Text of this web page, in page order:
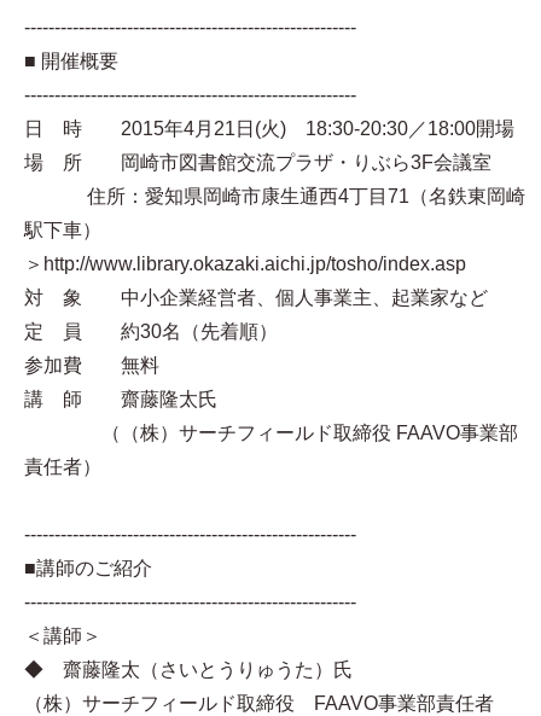
-------------------------------------------------------
■ 開催概要
-------------------------------------------------------
日 時 2015年4月21日(火) 18:30-20:30／18:00開場
場 所 岡崎市図書館交流プラザ・りぶら3F会議室
住所：愛知県岡崎市康生通西4丁目71（名鉄東岡崎
駅下車）
＞http://www.library.okazaki.aichi.jp/tosho/index.asp
対 象 中小企業経営者、個人事業主、起業家など
定 員 約30名（先着順）
参加費 無料
講 師 齋藤隆太氏
（（株）サーチフィールド取締役 FAAVO事業部
責任者）
-------------------------------------------------------
■講師のご紹介
-------------------------------------------------------
＜講師＞
◆ 齋藤隆太（さいとうりゅうた）氏
（株）サーチフィールド取締役 FAAVO事業部責任者